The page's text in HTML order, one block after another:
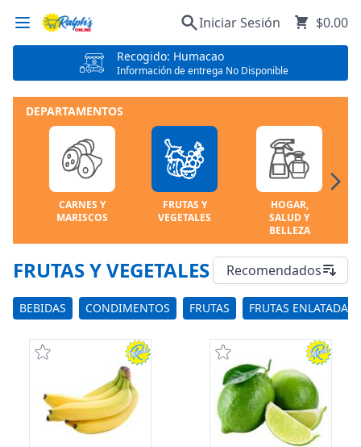
Recogido: Humacao
Información de entrega No Disponible
Iniciar Sesión $0.00
DEPARTAMENTOS
CARNES Y
MARISCOS
FRUTAS Y
VEGETALES
HOGAR,
SALUD Y
BELLEZA
FRUTAS Y VEGETALES Recomendados
BEBIDAS CONDIMENTOS FRUTAS FRUTAS ENLATADAS